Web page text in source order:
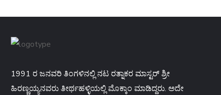
1991 ರ ಜನವರಿ ತಿಂಗಳಿನಲ್ಲಿ ನಟ ರತ್ನಾಕರ ಮಾಸ್ಟರ್ ಶ್ರೀ
ಹಿರಣ್ಣಯ್ಯನವರು ತೀರ್ಥಹಳ್ಳಿಯಲ್ಲಿ ಮೊಕ್ಕಾಂ ಮಾಡಿದ್ದರು. ಅದೇ